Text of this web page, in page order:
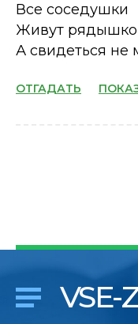
Все соседушки
Живут
А свидеться не
ОТГАДАТЬ
VSE-